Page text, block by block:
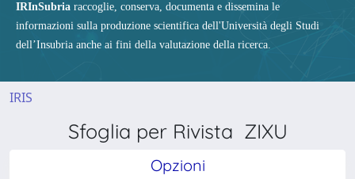
IRInSubria raccoglie, conserva, documenta e dissemina le
informazioni sulla produzione scientifica dell'Università degli Studi
dell’Insubria anche ai fini della valutazione della ricerca.
IRIS
Sfoglia per Rivista ZIXU
Opzioni